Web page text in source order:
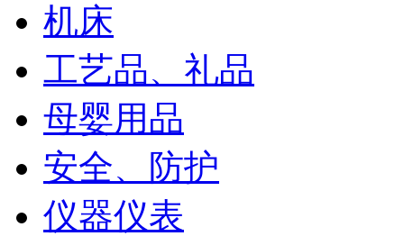
机床
工艺品、礼品
母婴用品
安全、防护
仪器仪表